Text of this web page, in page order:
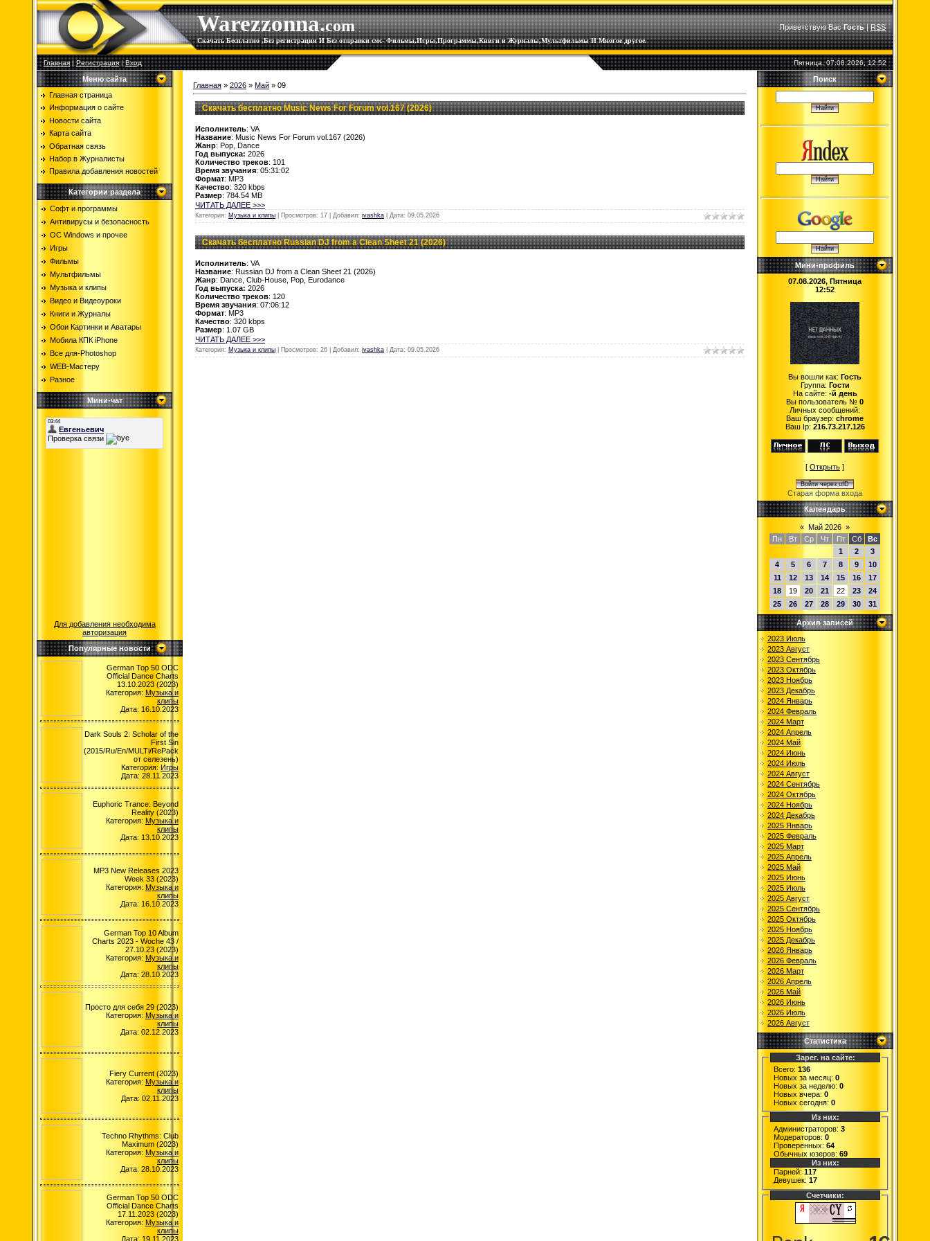
Warezzonna.com
Скачать Бесплатно ,Без регистрации И Без отправки смс- Фильмы,Игры,Программы,Книги и Журналы,Мультфильмы И Многое другое.
Приветствую Вас Гость|RSS
Главная|Регистрация|Вход Пятница, 07.08.2026, 12:52
Меню сайта
Главная страница
Информация о сайте
Новости сайта
Карта сайта
Обратная связь
Набор в Журналисты
Правила добавления новостей
Категории раздела
Софт и программы
Антивирусы и безопасность
OC Windows и прочее
Игры
Фильмы
Мультфильмы
Музыка и клипы
Видео и Видеоуроки
Книги и Журналы
Обои Картинки и Аватары
Мобила КПК iPhone
Все для-Photoshop
WEB-Мастеру
Разное
Мини-чат
Для добавления необходима
авторизация
Популярные новости
German Top 50 ODC
Official Dance Charts
13.10.2023 (2023)
Категория: Музыка и
клипы
Дата: 16.10.2023
Dark Souls 2: Scholar of the
First Sin
(2015/Ru/En/MULTi/RePack
от селезень)
Категория: Игры
Дата: 28.11.2023
Euphoric Trance: Beyond
Reality (2023)
Категория: Музыка и
клипы
Дата: 13.10.2023
MP3 New Releases 2023
Week 33 (2023)
Категория: Музыка и
клипы
Дата: 16.10.2023
German Top 10 Album
Charts 2023 - Woche 43 /
27.10.23 (2023)
Категория: Музыка и
клипы
Дата: 28.10.2023
Просто для себя 29 (2023)
Категория: Музыка и
клипы
Дата: 02.12.2023
Fiery Current (2023)
Категория: Музыка и
клипы
Дата: 02.11.2023
Techno Rhythms: Club
Maximum (2023)
Категория: Музыка и
клипы
Дата: 28.10.2023
German Top 50 ODC
Official Dance Charts
17.11.2023 (2023)
Категория: Музыка и
клипы
Дата: 19.11.2023
Главная » 2026 » Май » 09
Скачать бесплатно Music News For Forum vol.167 (2026)
Исполнитель: VA
Название: Music News For Forum vol.167 (2026)
Жанр: Pop, Dance
Год выпуска: 2026
Количество треков: 101
Время звучания: 05:31:02
Формат: MP3
Качество: 320 kbps
Размер: 784.54 MB
ЧИТАТЬ ДАЛЕЕ >>>
Категория: Музыка и клипы | Просмотров: 17 | Добавил: ivashka | Дата: 09.05.2026
Скачать бесплатно Russian DJ from a Clean Sheet 21 (2026)
Исполнитель: VA
Название: Russian DJ from a Clean Sheet 21 (2026)
Жанр: Dance, Club-House, Pop, Eurodance
Год выпуска: 2026
Количество треков: 120
Время звучания: 07:06:12
Формат: MP3
Качество: 320 kbps
Размер: 1.07 GB
ЧИТАТЬ ДАЛЕЕ >>>
Категория: Музыка и клипы | Просмотров: 26 | Добавил: ivashka | Дата: 09.05.2026
Поиск
Мини-профиль
07.08.2026, Пятница
12:52
Вы вошли как: Гость
Группа: Гости
На сайте: -й день
Вы пользователь № 0
Личных сообщений:
Ваш браузер: chrome
Ваш Ip: 216.73.217.126
[ Открыть ]
Войти через uID
Старая форма входа
Календарь
« Май 2026 »
Пн
Вт Ср Чт Пт Сб
Вс
1
2
3
4
5 6 7 8 9
10
11
12 13 14 15 16
17
18
19 20 21 22 23
24
25
26 27 28 29 30 31
Архив записей
2023 Июль
2023 Август
2023 Сентябрь
2023 Октябрь
2023 Ноябрь
2023 Декабрь
2024 Январь
2024 Февраль
2024 Март
2024 Апрель
2024 Май
2024 Июнь
2024 Июль
2024 Август
2024 Сентябрь
2024 Октябрь
2024 Ноябрь
2024 Декабрь
2025 Январь
2025 Февраль
2025 Март
2025 Апрель
2025 Май
2025 Июнь
2025 Июль
2025 Август
2025 Сентябрь
2025 Октябрь
2025 Ноябрь
2025 Декабрь
2026 Январь
2026 Февраль
2026 Март
2026 Апрель
2026 Май
2026 Июнь
2026 Июль
2026 Август
Статистика
Зарег. на сайте:
Всего: 136
Новых за месяц: 0
Новых за неделю: 0
Новых вчера: 0
Новых сегодня: 0
Из них:
Администраторов: 3
Модераторов: 0
Проверенных: 64
Обычных юзеров: 69
Из них:
Парней: 117
Девушек: 17
Счетчики: